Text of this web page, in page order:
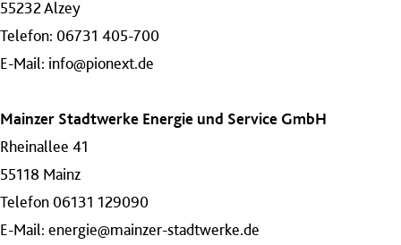
55232 Alzey
Telefon: 06731 405-700
E-Mail: info@pionext.de
Mainzer Stadtwerke Energie und Service GmbH
Rheinallee 41
55118 Mainz
Telefon 06131 129090
E-Mail: energie@mainzer-stadtwerke.de